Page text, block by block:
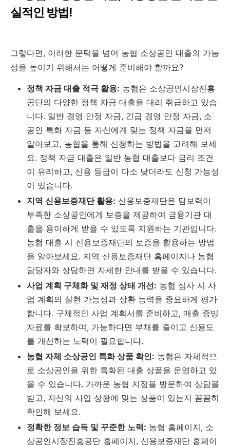
실적인 방법!
그렇다면, 이러한 문턱을 넘어 농협 소상공인 대출의 가능
성을 높이기 위해서는 어떻게 준비해야 할까요?
정책 자금 대출 적극 활용: 농협은 소상공인시장진흥
공단의 다양한 정책 자금 대출을 대리 취급하고 있습
니다. 일반 경영 안정 자금, 긴급 경영 안정 자금, 소
공인 특화 자금 등 자신에게 맞는 정책 자금을 먼저
알아보고, 농협을 통해 신청하는 방법을 고려해 보세
요. 정책 자금 대출은 일반 농협 대출보다 금리 조건
이 유리하고, 신용 등급이 다소 낮더라도 신청 가능성
이 있습니다.
지역 신용보증재단 활용: 신용보증재단은 담보력이
부족한 소상공인에게 보증을 제공하여 금융기관 대
출을 용이하게 받을 수 있도록 지원하는 기관입니다.
농협 대출 시 신용보증재단의 보증을 활용하는 방법
을 알아보세요. 지역 신용보증재단 홈페이지나 농협
담당자와 상담하면 자세한 안내를 받을 수 있습니다.
사업 계획 구체화 및 재정 상태 개선: 농협 심사 시 사
업 계획의 실현 가능성과 상환 능력을 중요하게 평가
합니다. 구체적인 사업 계획서를 준비하고, 매출 증빙
자료를 확보하며, 가능하다면 부채를 줄이고 신용도
를 개선하는 노력이 필요합니다.
농협 자체 소상공인 특화 상품 확인: 농협은 자체적으
로 소상공인을 위한 특화된 대출 상품을 운영하고 있
을 수 있습니다. 가까운 농협 지점을 방문하여 상담을
받고, 자신의 사업 상황에 맞는 상품이 있는지 꼼꼼히
확인해 보세요.
정확한 정보 습득 및 꾸준한 노력: 농협 홈페이지, 소
상공인시장진흥공단 홈페이지, 신용보증재단 홈페이